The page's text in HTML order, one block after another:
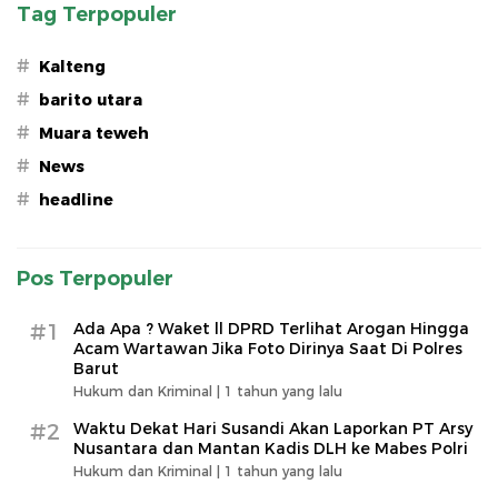
Tag Terpopuler
# Kalteng
# barito utara
# Muara teweh
# News
# headline
Pos Terpopuler
#1
Ada Apa ? Waket ll DPRD Terlihat Arogan Hingga
Acam Wartawan Jika Foto Dirinya Saat Di Polres
Barut
Hukum dan Kriminal | 1 tahun yang lalu
#2
Waktu Dekat Hari Susandi Akan Laporkan PT Arsy
Nusantara dan Mantan Kadis DLH ke Mabes Polri
Hukum dan Kriminal | 1 tahun yang lalu